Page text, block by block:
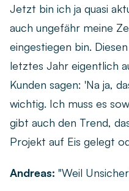
Jetzt bin ich ja quasi
auch ungefähr meine
eingestiegen bin.
letztes Jahr eigentlich
Kunden sagen: 'Na ja,
wichtig. Ich muss es
gibt auch den Trend,
Projekt auf Eis gelegt
Andreas: "Weil